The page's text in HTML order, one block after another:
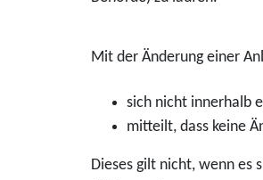
Mit der Änderung einer
sich nicht innerhalb
mitteilt, dass keine
Dieses gilt nicht, wenn es